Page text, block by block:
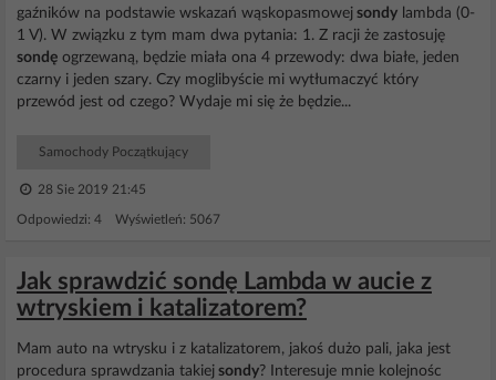
gaźników na podstawie wskazań wąskopasmowej sondy lambda (0-
1 V). W związku z tym mam dwa pytania: 1. Z racji że zastosuję
sondę ogrzewaną, będzie miała ona 4 przewody: dwa białe, jeden
czarny i jeden szary. Czy moglibyście mi wytłumaczyć który
przewód jest od czego? Wydaje mi się że będzie...
Samochody Początkujący
28 Sie 2019 21:45
Odpowiedzi: 4 Wyświetleń: 5067
Jak sprawdzić sondę Lambda w aucie z
wtryskiem i katalizatorem?
Mam auto na wtrysku i z katalizatorem, jakoś dużo pali, jaka jest
procedura sprawdzania takiej sondy? Interesuje mnie kolejnośc